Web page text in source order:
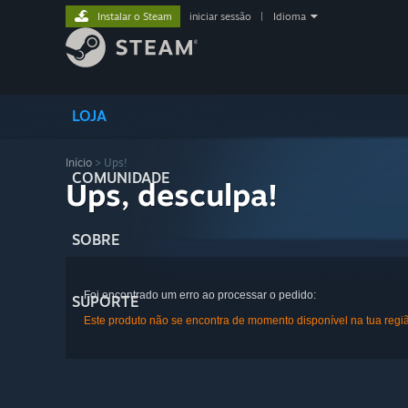
LOJA
COMUNIDADE
SOBRE
SUPORTE
Instalar o Steam iniciar sessão Idioma
Início > Ups!
Ups, desculpa!
Foi encontrado um erro ao processar o pedido:
Este produto não se encontra de momento disponível na tua